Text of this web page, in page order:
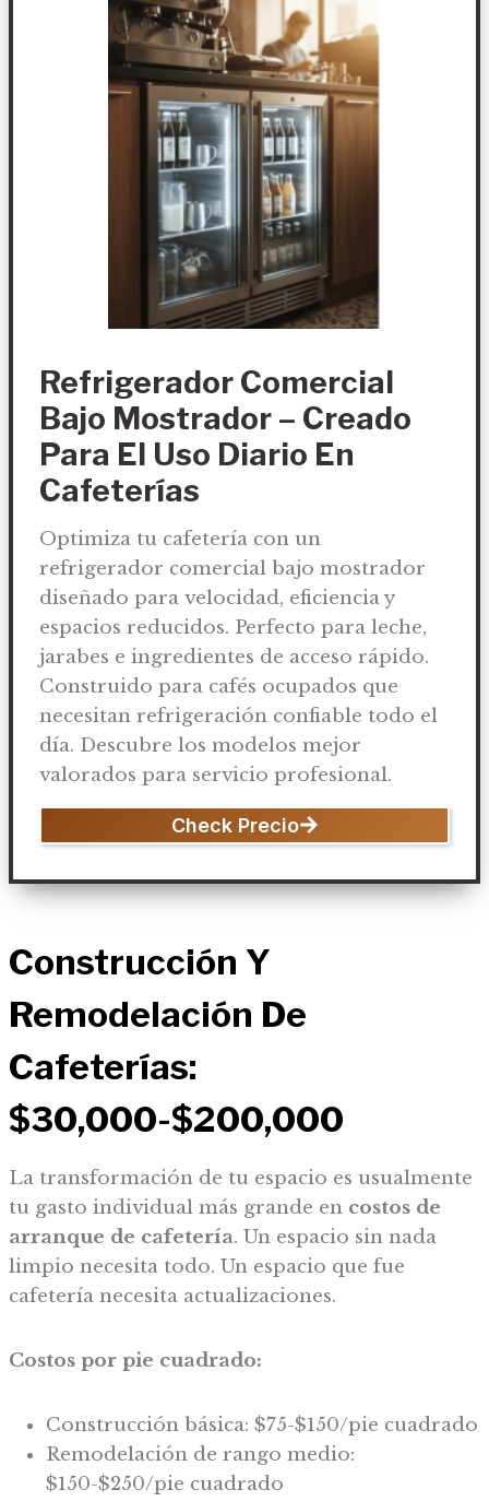
Refrigerador Comercial
Bajo Mostrador – Creado
Para El Uso Diario En
Cafeterías
Optimiza tu cafetería con un
refrigerador comercial bajo mostrador
diseñado para velocidad, eficiencia y
espacios reducidos. Perfecto para leche,
jarabes e ingredientes de acceso rápido.
Construido para cafés ocupados que
necesitan refrigeración confiable todo el
día. Descubre los modelos mejor
valorados para servicio profesional.
Check Precio
Construcción Y
Remodelación De
Cafeterías:
$30,000-$200,000
La transformación de tu espacio es usualmente
tu gasto individual más grande en costos de
arranque de cafetería. Un espacio sin nada
limpio necesita todo. Un espacio que fue
cafetería necesita actualizaciones.
Costos por pie cuadrado:
Construcción básica: $75-$150/pie cuadrado
Remodelación de rango medio:
$150-$250/pie cuadrado